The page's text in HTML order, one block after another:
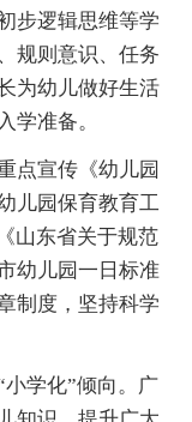
步逻辑思维等学
规则意识、任务
为幼儿做好生活
学准备。
点宣传《幼儿园
儿园保育教育工
山东省关于规范
幼儿园一日标准
制度，坚持科学
小学化”倾向。广